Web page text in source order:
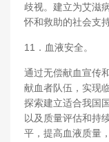
歧视。建立为艾滋
怀和救助的社会支
11．血液安全。
通过无偿献血宣传
献血者队伍，实现
探索建立适合我国
以及质量评估和持
平，提高血液质量